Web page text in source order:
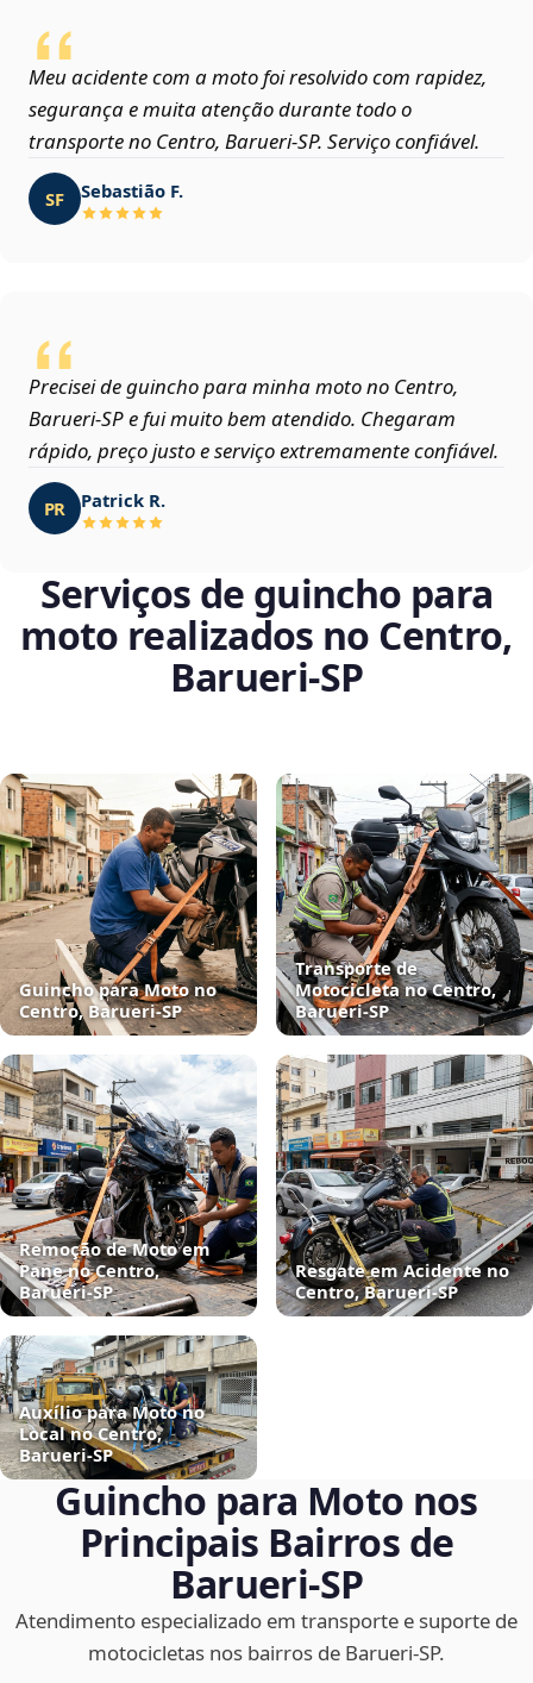
Meu acidente com a moto foi resolvido com rapidez,
segurança e muita atenção durante todo o
transporte no Centro, Barueri‑SP. Serviço confiável.
SF Sebastião F.
Precisei de guincho para minha moto no Centro,
Barueri‑SP e fui muito bem atendido. Chegaram
rápido, preço justo e serviço extremamente confiável.
PR Patrick R.
Serviços de guincho para
moto realizados no Centro,
Barueri‑SP
Guincho para Moto no
Centro, Barueri‑SP
Transporte de
Motocicleta no Centro,
Barueri‑SP
Remoção de Moto em
Pane no Centro,
Barueri‑SP
Resgate em Acidente no
Centro, Barueri‑SP
Auxílio para Moto no
Local no Centro,
Barueri‑SP
Guincho para Moto nos
Principais Bairros de
Barueri‑SP
Atendimento especializado em transporte e suporte de
motocicletas nos bairros de Barueri‑SP.